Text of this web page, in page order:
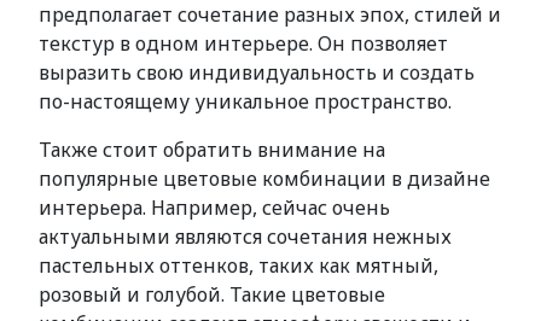
предполагает сочетание разных эпох, стилей и
текстур в одном интерьере. Он позволяет
выразить свою индивидуальность и создать
по-настоящему уникальное пространство.
Также стоит обратить внимание на
популярные цветовые комбинации в дизайне
интерьера. Например, сейчас очень
актуальными являются сочетания нежных
пастельных оттенков, таких как мятный,
розовый и голубой. Такие цветовые